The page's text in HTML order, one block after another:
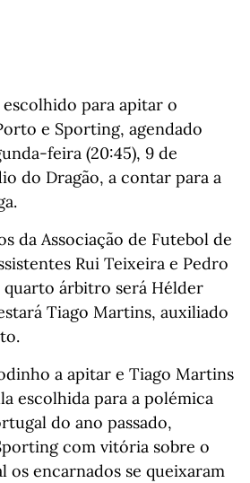
para apitar o
e Sporting, agendado
feira (20:45), 9 de
do Dragão, a contar para a
da Associação de Futebol de
Rui Teixeira e Pedro
quarto árbitro será Hélder
Tiago Martins, auxiliado
a apitar e Tiago Martins
escolhida para a polémica
do ano passado,
com vitória sobre o
os encarnados se queixaram